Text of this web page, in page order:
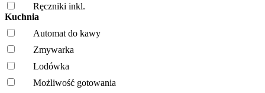
Ręczniki inkl.
Kuchnia
Automat do kawy
Zmywarka
Lodówka
Możliwość gotowania